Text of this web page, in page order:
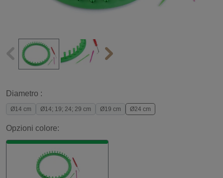
Diametro :
Ø14 cm Ø14; 19; 24; 29 cm Ø19 cm Ø24 cm
Opzioni colore: